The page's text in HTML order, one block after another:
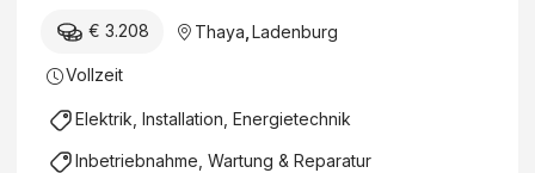
€ 3.208 Thaya Ladenburg
Vollzeit
Elektrik, Installation, Energietechnik
Inbetriebnahme, Wartung & Reparatur